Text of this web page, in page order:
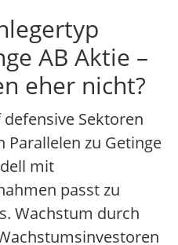
AB Aktie –
eher nicht?
Sektoren
zu Getinge
mit
passt zu
Wachstum durch